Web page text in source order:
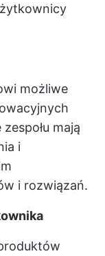
możliwe
mają
i
i rozwiązań.